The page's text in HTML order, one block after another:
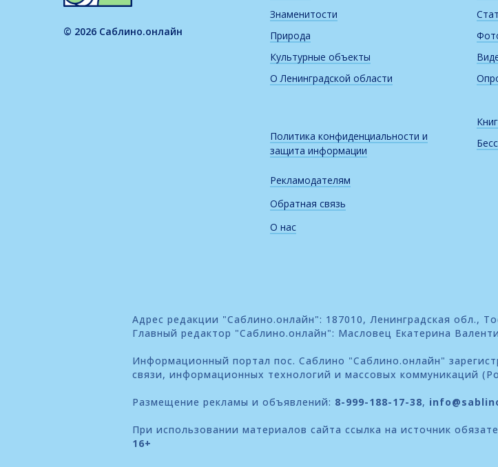
© 2026 Саблино.онлайн
Знаменитости
Природа
Культурные объекты
О Ленинградской области
Политика конфиденциальности и
защита информации
Рекламодателям
Обратная связь
О нас
Адрес редакции "Саблино.онлайн": 187010, Ленинградская обл.,
Главный редактор "Саблино.онлайн": Масловец Екатерина
Информационный портал пос. Саблино "Саблино.онлайн"
связи, информационных технологий и массовых коммуникаций
Размещение рекламы и объявлений: 8-999-188-17-38,
При использовании материалов сайта ссылка на источник
16+